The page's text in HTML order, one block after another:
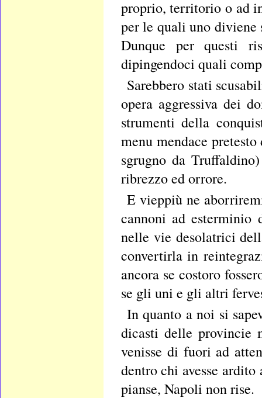
proprio, territorio o ad
per le quali uno diviene
Dunque per questi
dipingendoci quali
Sarebbero stati
opera aggressiva dei
strumenti della
menu mendace
sgrugno da
ribrezzo ed orrore.
E vieppiù ne
cannoni ad esterminio
nelle vie desolatrici
convertirla in
ancora se costoro
se gli uni e gli altri
In quanto a noi si
dicasti delle provincie
venisse di fuori ad
dentro chi avesse
pianse, Napoli non rise.